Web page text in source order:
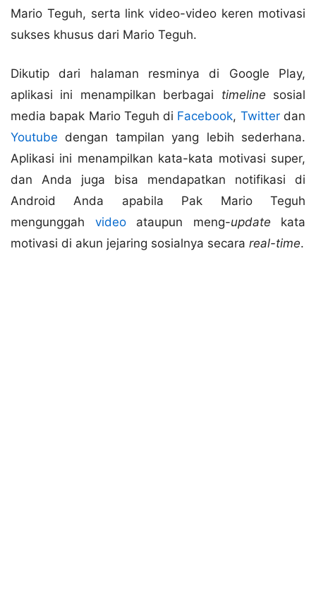
Mario Teguh, serta link video-video keren motivasi
sukses khusus dari Mario Teguh.
Dikutip dari halaman resminya di Google Play,
aplikasi ini menampilkan berbagai timeline sosial
media bapak Mario Teguh di Facebook, Twitterdan
Youtube dengan tampilan yang lebih sederhana.
Aplikasi ini menampilkan kata-kata motivasi super,
dan Anda juga bisa mendapatkan notifikasi di
Android Anda apabila Pak Mario Teguh
mengunggah videoataupun meng-update kata
motivasi di akun jejaring sosialnya secara real-time.